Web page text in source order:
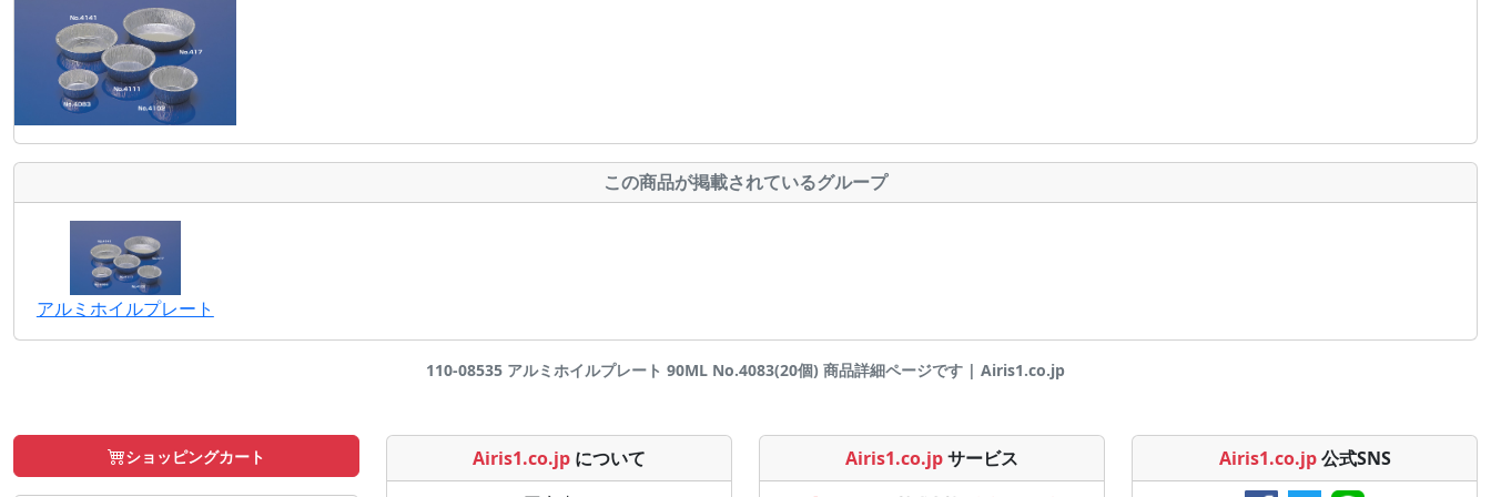
この商品が掲載されているグループ
アルミホイルプレート
110-08535 アルミホイルプレート 90ML No.4083(20個) 商品詳細ページです | Airis1.co.jp
ショッピングカート Airis1.co.jp について
Airis1.co.jpサービス Airis1.co.jp 公式SNS